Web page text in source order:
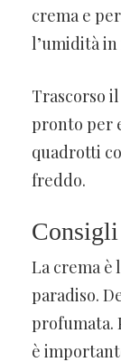
crema e
l’umidità
Trascorso
pronto per
quadrotti
freddo.
Consigli
La crema
paradiso.
profumata.
è